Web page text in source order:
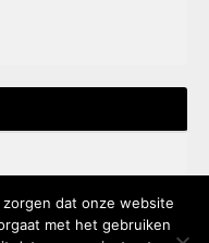
1B - 7776 PA
dat onze website
met het gebruiken